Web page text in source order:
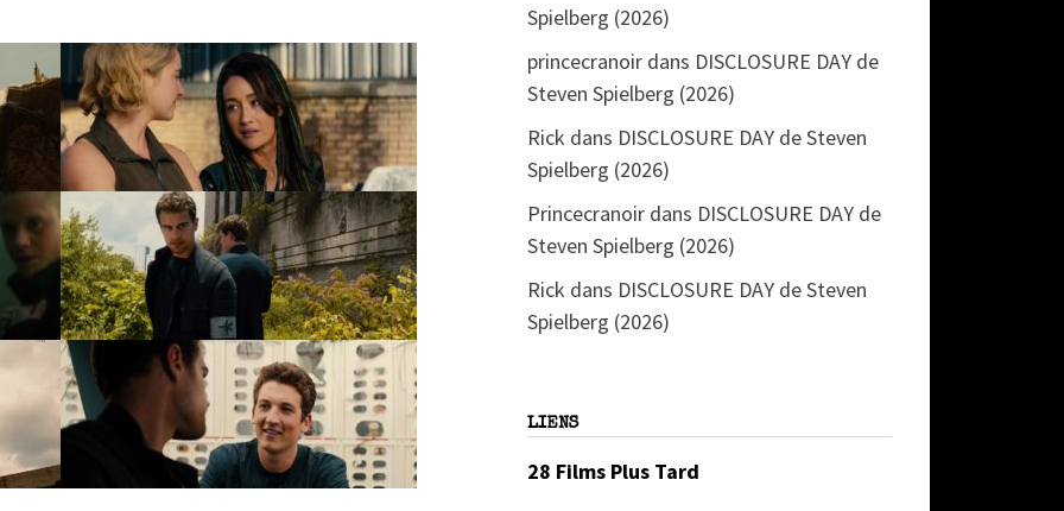
Spielberg (2026)
princecranoir dans DISCLOSURE DAY de
Steven Spielberg (2026)
Rick dans DISCLOSURE DAY de Steven
Spielberg (2026)
Princecranoir dans DISCLOSURE DAY de
Steven Spielberg (2026)
Rick dans DISCLOSURE DAY de Steven
Spielberg (2026)
LIENS
28 Films Plus Tard